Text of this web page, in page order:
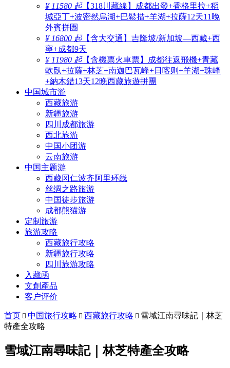
¥ 11580 起【318川藏線】成都出發+香格里拉+稻
城亞丁+波密然烏湖+巴鬆措+羊湖+拉薩12天11晚
外賓拼團
¥ 16800 起【含大交通】吉隆坡/新加坡—西藏+西
寧+成都9天
¥ 11980 起【含機票火車票】成都往返飛機+青藏
軟臥+拉薩+林芝+南迦巴瓦峰+日喀则+羊湖+珠峰
+納木錯13天12晚西藏旅遊拼團
中国城市游
西藏旅游
新疆旅游
四川成都旅游
西北旅游
中国小团游
云南旅游
中国主题游
西藏冈仁波齐阿里环线
丝绸之路旅游
中国徒步旅游
成都熊猫游
定制旅游
旅游攻略
西藏旅行攻略
新疆旅行攻略
四川旅游攻略
入藏函
文創產品
客户评价
首页  中国旅行攻略  西藏旅行攻略  雪域江南尋味記｜林芝
特產全攻略
雪域江南尋味記｜林芝特產全攻略